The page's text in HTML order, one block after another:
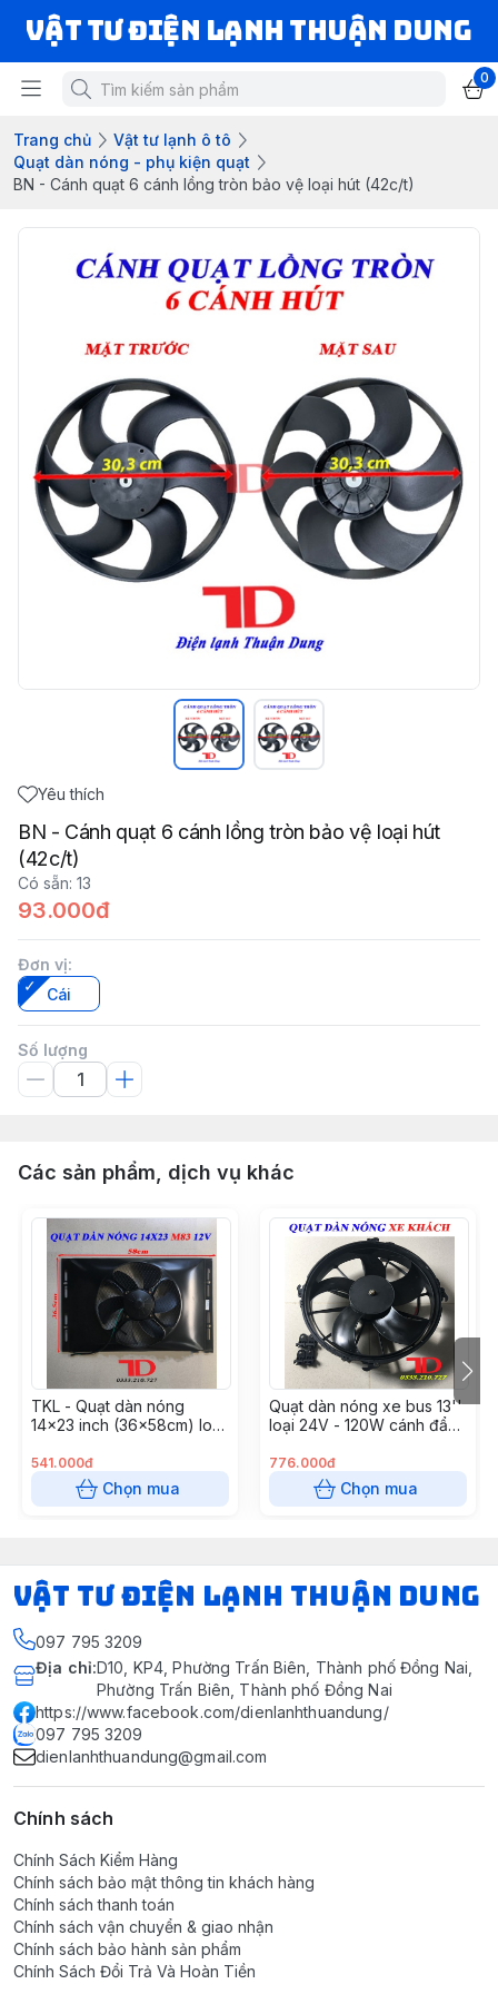
VẬT TƯ ĐIỆN LẠNH THUẬN DUNG
0
Trang chủ
Vật tư lạnh ô tô
Quạt dàn nóng - phụ kiện quạt
BN - Cánh quạt 6 cánh lồng tròn bảo vệ loại hút (42c/t)
Yêu thích
BN - Cánh quạt 6 cánh lồng tròn bảo vệ loại hút
(42c/t)
Có sẵn: 13
93.000đ
Đơn vị:
Cái
Số lượng
Các sản phẩm, dịch vụ khác
TKL - Quạt dàn nóng
14x23 inch (36x58cm) loại
M83 (5 cái/ thùng)
541.000đ
Chọn mua
Quạt dàn nóng xe bus 13''
loại 24V - 120W cánh đẩy
776.000đ
Chọn mua
VẬT TƯ ĐIỆN LẠNH THUẬN DUNG
097 795 3209
Địa chỉ:D10, KP4, Phường Trấn Biên, Thành phố Đồng Nai,
Phường Trấn Biên, Thành phố Đồng Nai
https://www.facebook.com/dienlanhthuandung/
097 795 3209
dienlanhthuandung@gmail.com
Chính sách
Chính Sách Kiểm Hàng
Chính sách bảo mật thông tin khách hàng
Chính sách thanh toán
Chính sách vận chuyển & giao nhận
Chính sách bảo hành sản phẩm
Chính Sách Đổi Trả Và Hoàn Tiền